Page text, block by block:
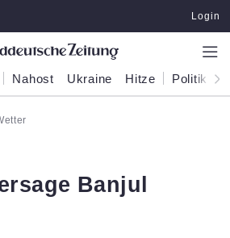
Login
Nahost Ukraine Hitze Politik
Banjul